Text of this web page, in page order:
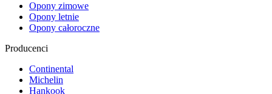
Opony zimowe
Opony letnie
Opony całoroczne
Producenci
Continental
Michelin
Hankook